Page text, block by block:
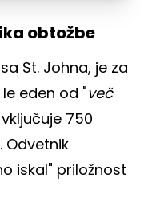
obtožbe
St. Johna, je za
eden od "več
750
Odvetnik
iskal" priložnost